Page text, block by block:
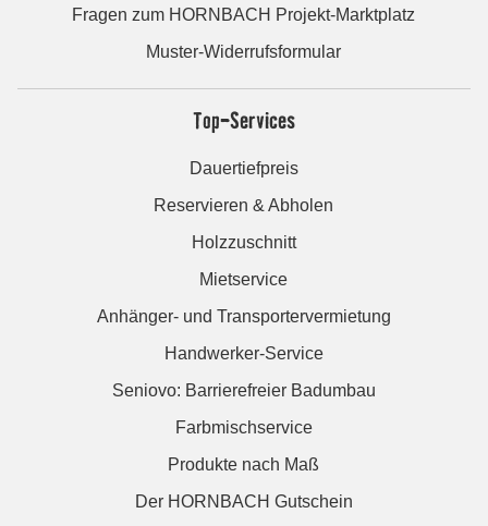
Fragen zum HORNBACH Projekt-Marktplatz
Muster-Widerrufsformular
Top-Services
Dauertiefpreis
Reservieren & Abholen
Holzzuschnitt
Mietservice
Anhänger- und Transportervermietung
Handwerker-Service
Seniovo: Barrierefreier Badumbau
Farbmischservice
Produkte nach Maß
Der HORNBACH Gutschein